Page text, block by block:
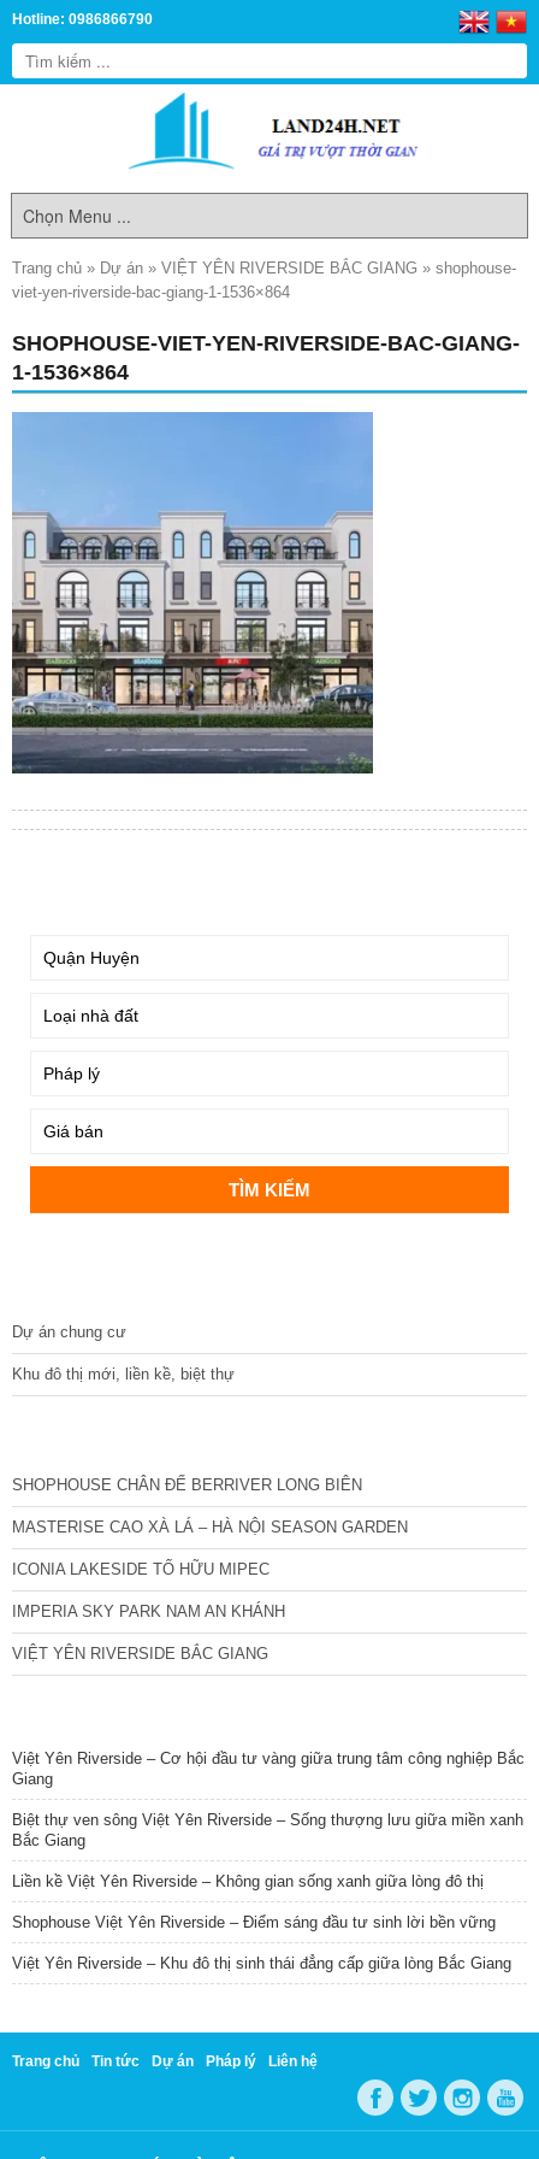
Hotline: 0986866790
Trang chủ » Dự án » VIỆT YÊN RIVERSIDE BẮC GIANG » shophouse-
viet-yen-riverside-bac-giang-1-1536×864
SHOPHOUSE-VIET-YEN-RIVERSIDE-BAC-GIANG-
1-1536×864
Dự án chung cư
Khu đô thị mới, liền kề, biệt thự
SHOPHOUSE CHÂN ĐẾ BERRIVER LONG BIÊN
MASTERISE CAO XÀ LÁ – HÀ NỘI SEASON GARDEN
ICONIA LAKESIDE TỐ HỮU MIPEC
IMPERIA SKY PARK NAM AN KHÁNH
VIỆT YÊN RIVERSIDE BẮC GIANG
Việt Yên Riverside – Cơ hội đầu tư vàng giữa trung tâm công nghiệp Bắc
Giang
Biệt thự ven sông Việt Yên Riverside – Sống thượng lưu giữa miền xanh
Bắc Giang
Liền kề Việt Yên Riverside – Không gian sống xanh giữa lòng đô thị
Shophouse Việt Yên Riverside – Điểm sáng đầu tư sinh lời bền vững
Việt Yên Riverside – Khu đô thị sinh thái đẳng cấp giữa lòng Bắc Giang
Trang chủ Tin tức Dự án Pháp lý Liên hệ